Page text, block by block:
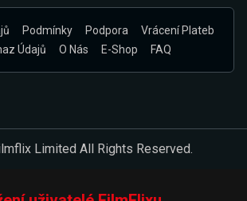
Podmínky Podpora
Vrácení Plateb
Údajů
O Nás E-Shop FAQ
Limited All Rights Reserved.